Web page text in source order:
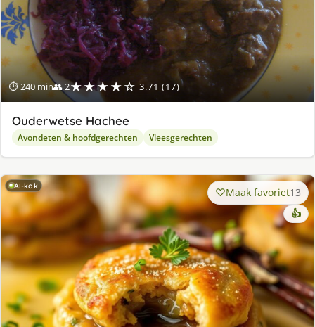
⏱ 240 min👥 2★★★★☆ 3.71 (17)
Ouderwetse Hachee
Avondeten & hoofdgerechten Vleesgerechten
AI-kok Maak favoriet13
👍